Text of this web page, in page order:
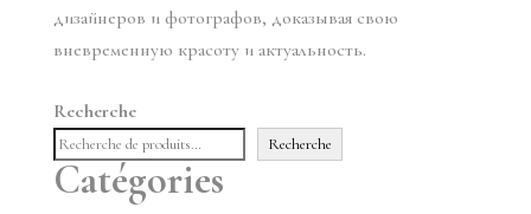
дизайнеров и фотографов, доказывая свою
вневременную красоту и актуальность.
Recherche
Recherche
Catégories